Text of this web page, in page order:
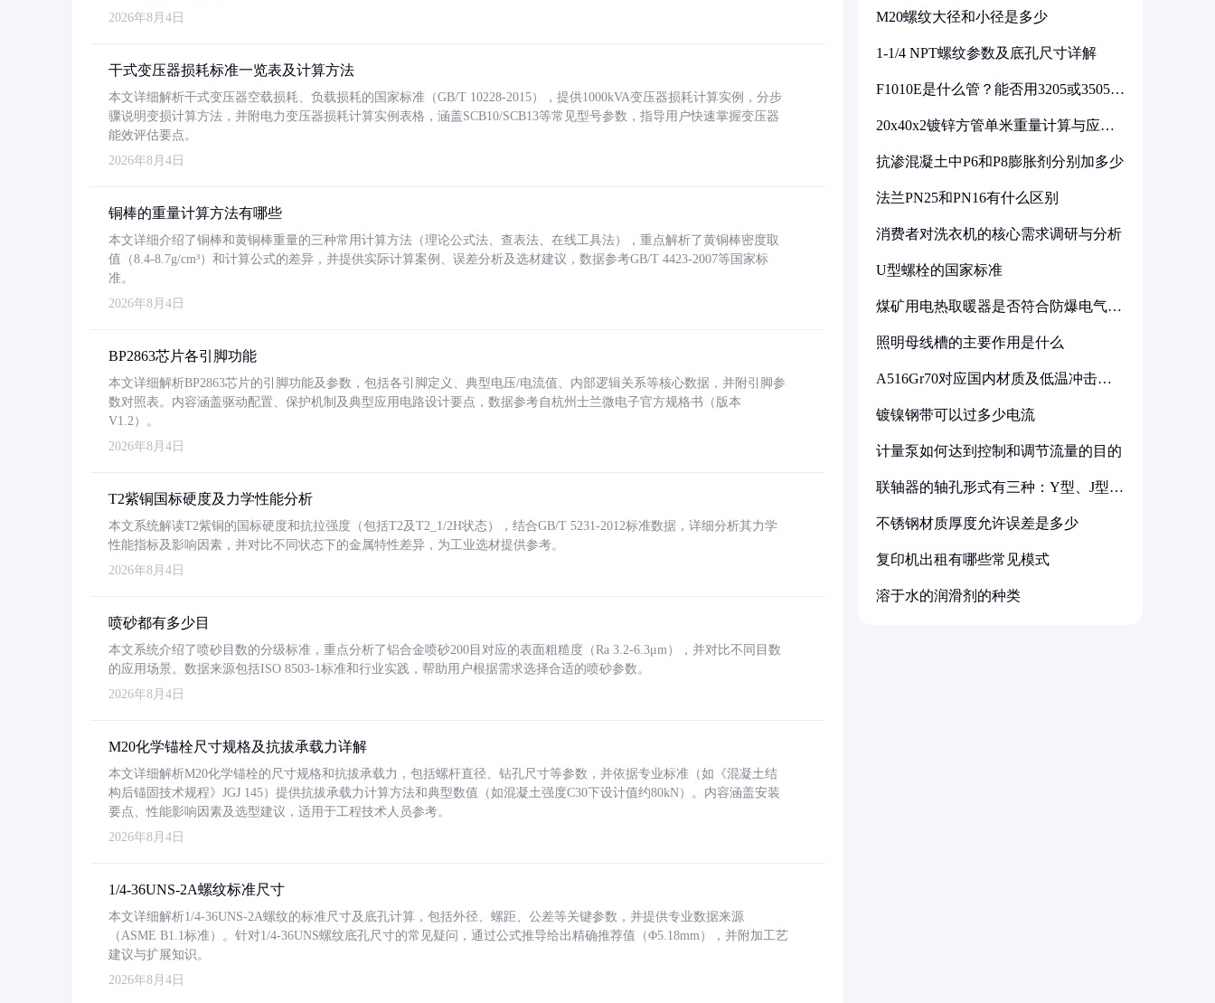
2026年8月4日
干式变压器损耗标准一览表及计算方法
本文详细解析干式变压器空载损耗、负载损耗的国家标准（GB/T 10228-2015），提供1000kVA变压器损耗计算实例，分步
骤说明变损计算方法，并附电力变压器损耗计算实例表格，涵盖SCB10/SCB13等常见型号参数，指导用户快速掌握变压器
能效评估要点。
2026年8月4日
铜棒的重量计算方法有哪些
本文详细介绍了铜棒和黄铜棒重量的三种常用计算方法（理论公式法、查表法、在线工具法），重点解析了黄铜棒密度取
值（8.4-8.7g/cm³）和计算公式的差异，并提供实际计算案例、误差分析及选材建议，数据参考GB/T 4423-2007等国家标
准。
2026年8月4日
BP2863芯片各引脚功能
本文详细解析BP2863芯片的引脚功能及参数，包括各引脚定义、典型电压/电流值、内部逻辑关系等核心数据，并附引脚参
数对照表。内容涵盖驱动配置、保护机制及典型应用电路设计要点，数据参考自杭州士兰微电子官方规格书（版本
V1.2）。
2026年8月4日
T2紫铜国标硬度及力学性能分析
本文系统解读T2紫铜的国标硬度和抗拉强度（包括T2及T2_1/2H状态），结合GB/T 5231-2012标准数据，详细分析其力学
性能指标及影响因素，并对比不同状态下的金属特性差异，为工业选材提供参考。
2026年8月4日
喷砂都有多少目
本文系统介绍了喷砂目数的分级标准，重点分析了铝合金喷砂200目对应的表面粗糙度（Ra 3.2-6.3μm），并对比不同目数
的应用场景。数据来源包括ISO 8503-1标准和行业实践，帮助用户根据需求选择合适的喷砂参数。
2026年8月4日
M20化学锚栓尺寸规格及抗拔承载力详解
本文详细解析M20化学锚栓的尺寸规格和抗拔承载力，包括螺杆直径、钻孔尺寸等参数，并依据专业标准（如《混凝土结
构后锚固技术规程》JGJ 145）提供抗拔承载力计算方法和典型数值（如混凝土强度C30下设计值约80kN）。内容涵盖安装
要点、性能影响因素及选型建议，适用于工程技术人员参考。
2026年8月4日
1/4-36UNS-2A螺纹标准尺寸
本文详细解析1/4-36UNS-2A螺纹的标准尺寸及底孔计算，包括外径、螺距、公差等关键参数，并提供专业数据来源
（ASME B1.1标准）。针对1/4-36UNS螺纹底孔尺寸的常见疑问，通过公式推导给出精确推荐值（Φ5.18mm），并附加工艺
建议与扩展知识。
2026年8月4日
M20螺纹大径和小径是多少
1-1/4 NPT螺纹参数及底孔尺寸详解
F1010E是什么管？能否用3205或3505代
20x40x2镀锌方管单米重量计算与应用
抗渗混凝土中P6和P8膨胀剂分别加多少
法兰PN25和PN16有什么区别
消费者对洗衣机的核心需求调研与分析
U型螺栓的国家标准
煤矿用电热取暖器是否符合防爆电气设
照明母线槽的主要作用是什么
A516Gr70对应国内材质及低温冲击要
镀镍钢带可以过多少电流
计量泵如何达到控制和调节流量的目的
联轴器的轴孔形式有三种：Y型、J型、
不锈钢材质厚度允许误差是多少
复印机出租有哪些常见模式
溶于水的润滑剂的种类